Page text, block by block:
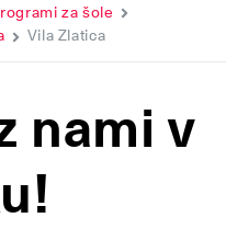
za šole
Vila Zlatica
nami v